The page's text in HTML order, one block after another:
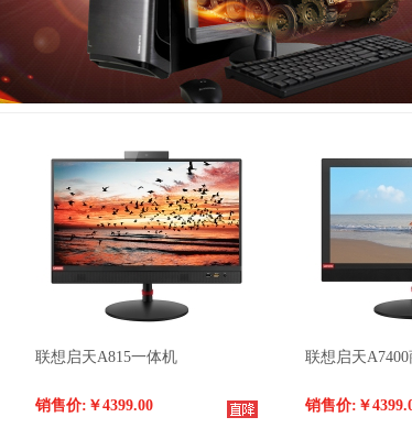
联想启天A815一体机
销售价: ￥4399.00
联想启天
销售价: ￥